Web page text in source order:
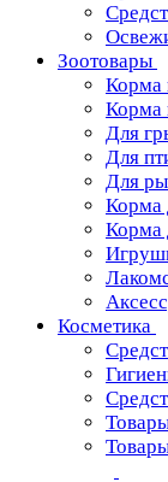
Зоотовары
Корма
Корма
Для
Для
Для
Корма
Корма
Косметика